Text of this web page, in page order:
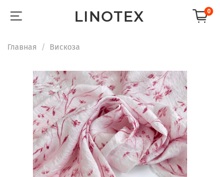
LINOTEX 0
Главная Вискоза